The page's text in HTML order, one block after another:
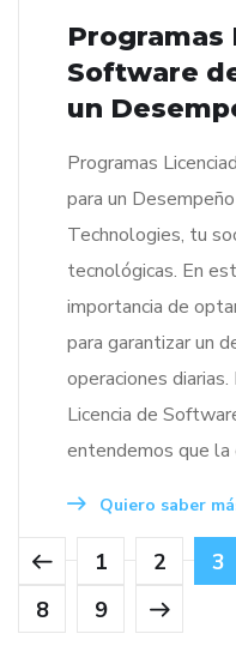
Programas
Software
un
Programas
para un
Technologies, tu
tecnológicas. En
importancia de
para garantizar un
operaciones
Licencia de
entendemos que
Quiero saber
1 2 3
8
9